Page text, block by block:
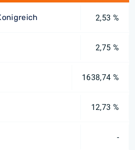
2,53 %
2,75 %
1638,74 %
12,73 %
-